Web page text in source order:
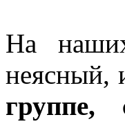
На
неясный,